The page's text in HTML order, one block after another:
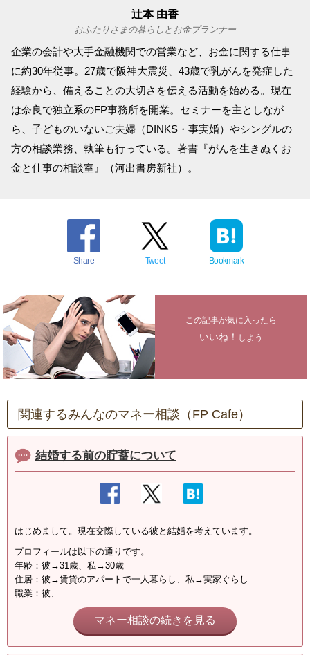
辻本 由香
おふたりさまの暮らしとお金プランナー
企業の会計や大手金融機関での営業など、お金に関する仕事
に約30年従事。27歳で阪神大震災、43歳で乳がんを発症した
経験から、備えることの大切さを伝える活動を始める。現在
は奈良で独立系のFP事務所を開業。セミナーを主としなが
ら、子どものいないご夫婦（DINKS・事実婚）やシングルの
方の相談業務、執筆も行っている。著書『がんを生きぬくお
金と仕事の相談室』（河出書房新社）。
Share Tweet Bookmark
この記事が気に入ったら
いいね！ しよう
関連するみんなのマネー相談（FP Cafe）
結婚する前の貯蓄について
はじめまして。現在交際している彼と結婚を考えています。
プロフィールは以下の通りです。
年齢：彼→31歳、私→30歳
住居：彼→賃貸のアパートで一人暮らし、私→実家ぐらし
職業：彼、...
マネー相談の続きを見る